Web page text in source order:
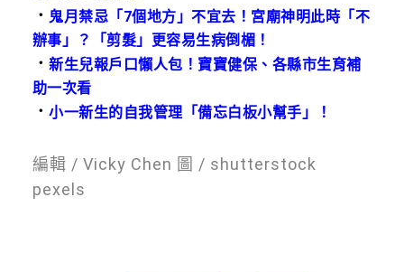
． 鬼月禁忌「7個地方」不宜去！宮廟神明此時「不
辦事」？「剪髮」更容易生病倒楣！
．新生兒報戶口懶人包！寶寶健保、各縣市生育補
助一次看
．小一新生的自我管理「備忘白板小幫手」！
編輯 / Vicky Chen 圖 / shutterstock
pexels